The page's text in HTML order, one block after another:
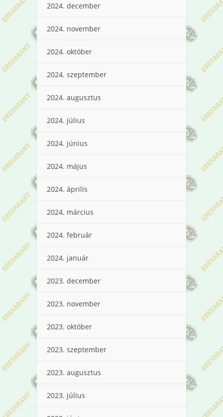
2024. december
2024. november
2024. október
2024. szeptember
2024. augusztus
2024. július
2024. június
2024. május
2024. április
2024. március
2024. február
2024. január
2023. december
2023. november
2023. október
2023. szeptember
2023. augusztus
2023. július